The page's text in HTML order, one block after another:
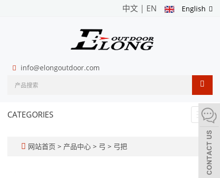
English
中文 | EN
info@elongoutdoor.com
CATEGORIES
网站首页 > 产品中心 > 弓 > 弓把